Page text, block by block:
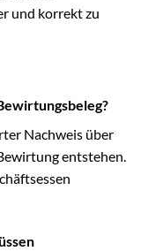
und korrekt zu
Nachweis über
entstehen.